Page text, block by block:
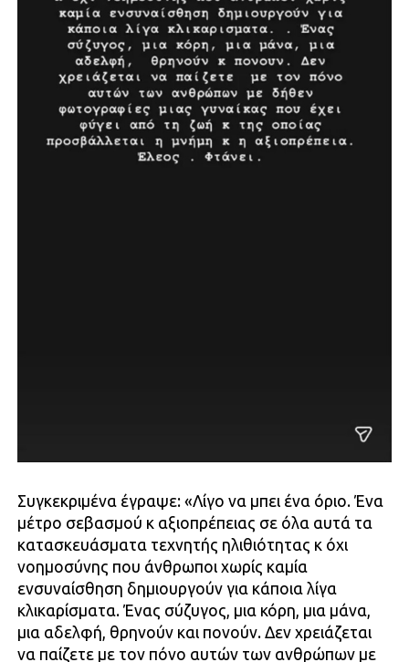
Συγκεκριμένα έγραψε: «Λίγο να μπει ένα όριο. Ένα
μέτρο σεβασμού κ αξιοπρέπειας σε όλα αυτά τα
κατασκευάσματα τεχνητής ηλιθιότητας κ όχι
νοημοσύνης που άνθρωποι χωρίς καμία
ενσυναίσθηση δημιουργούν για κάποια λίγα
κλικαρίσματα. Ένας σύζυγος, μια κόρη, μια μάνα,
μια αδελφή, θρηνούν και πονούν. Δεν χρειάζεται
να παίζετε με τον πόνο αυτών των ανθρώπων με